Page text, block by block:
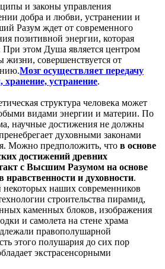
и законы управления
добра и любви, устранении и
Разум ждет от современного
позитивной энергии, которая
этом Душа является центром
жизни, совершенствуется от
Мозг осуществляет передачу
устранение.
структура человека может
видами энергии и материи. По
научные достижения не должны
духовными законами
Можно предположить, что в основе
достижений древних
с Высшим Разумом на основе
и духовности.
некоторых наших современников
строительства пирамид,
каменных блоков, изображения
и самолета на стене храма
правополушарной
этого полушария до сих пор
экстрасенсорными